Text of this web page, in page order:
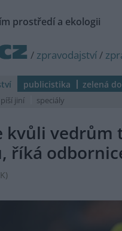
prostředí a ekologii
/ zpravodajství/
publicistika zelená
jiní speciály
kvůli vedrům
říká
)